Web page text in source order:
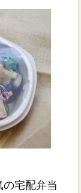
宅配弁当